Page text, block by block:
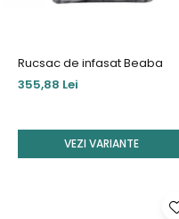
Rucsac de infasat Beaba
355,88 Lei
VEZI VARIANTE